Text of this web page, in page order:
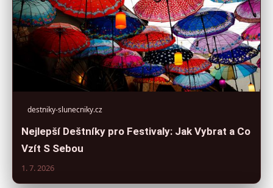
destniky-slunecniky.cz
Nejlepší Deštníky pro Festivaly: Jak Vybrat a Co
Vzít S Sebou
1. 7. 2026